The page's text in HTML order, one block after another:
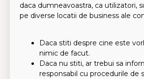
daca dumneavoastra, ca utilizatori,
pe diverse locatii de business ale
Daca stiti despre cine este
nimic de facut.
Daca nu stiti, ar trebui sa
responsabil cu procedurile de